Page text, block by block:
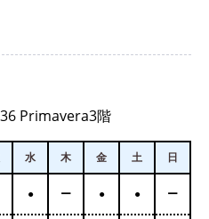
Primavera3階
水 木 金 土 日
● ー ● ● ー